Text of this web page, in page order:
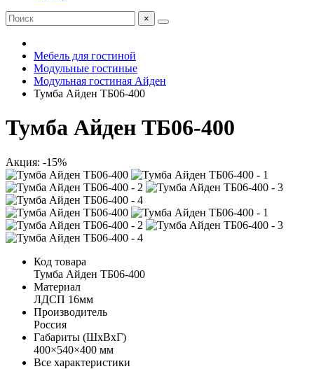
×
Мебель для гостиной
Модульные гостиные
Модульная гостиная Айден
Тумба Айден ТБ06-400
Тумба Айден ТБ06-400
Акция: -15%
Код товара
Тумба Айден ТБ06-400
Материал
ЛДСП 16мм
Производитель
Россия
Габариты (ШхВхГ)
400×540×400 мм
Все характеристики